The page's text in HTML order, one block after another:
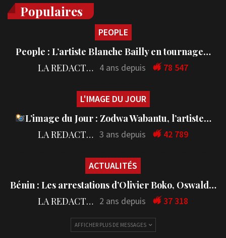
Populaires
PEOPLE
People : L’artiste Blanche Bailly en tournage…
LA REDACTION 4 ans depuis 78 547
L'IMAGE DU JOUR
L’image du Jour : Zodwa Wabantu, l’artiste…
LA REDACTION 3 ans depuis 42 789
ACTUALITÉS
Bénin : Les arrestations d’Olivier Boko, Oswald…
LA REDACTION 2 ans depuis 37 318
AFFICHER PLUS DE MESSAGES